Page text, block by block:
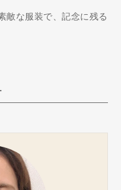
敵な服装で、記念に残る